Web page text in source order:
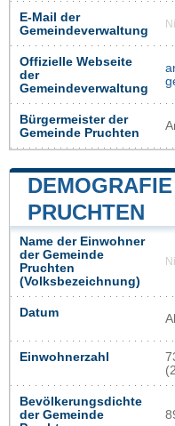
E-Mail der
Gemeindeverwaltung
Offizielle Webseite
der
Gemeindeverwaltung
Bürgermeister der
Gemeinde Pruchten
PRUCHTEN
Name der Einwohner
der Gemeinde
Pruchten
(Volksbezeichnung)
Datum
Einwohnerzahl
Bevölkerungsdichte
der Gemeinde